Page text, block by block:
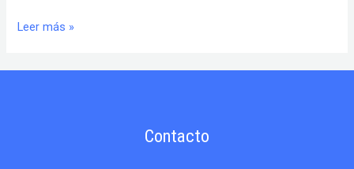
Carta
Leer más »
Contacto